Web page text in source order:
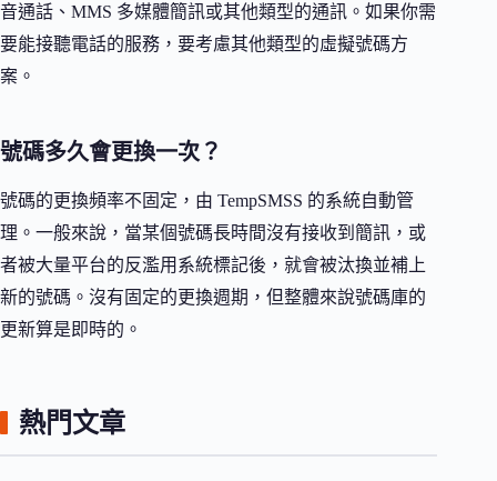
音通話、MMS 多媒體簡訊或其他類型的通訊。如果你需
要能接聽電話的服務，要考慮其他類型的虛擬號碼方
案。
號碼多久會更換一次？
號碼的更換頻率不固定，由 TempSMSS 的系統自動管
理。一般來說，當某個號碼長時間沒有接收到簡訊，或
者被大量平台的反濫用系統標記後，就會被汰換並補上
新的號碼。沒有固定的更換週期，但整體來說號碼庫的
更新算是即時的。
熱門文章